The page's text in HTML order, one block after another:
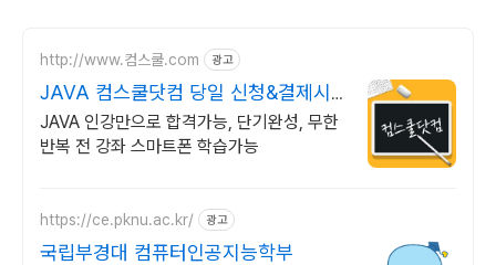
http://www.컴스쿨.com 광고
JAVA 컴스쿨닷컴 당일 신청&결제시
기프티콘!
JAVA 인강만으로 합격가능, 단기완성, 무한
반복 전 강좌 스마트폰 학습가능
https://ce.pknu.ac.kr/ 광고
국립부경대 컴퓨터인공지능학부